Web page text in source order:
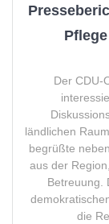
Der CDU-
ländlichen
begrüßte
aus der
Betreuung.
die